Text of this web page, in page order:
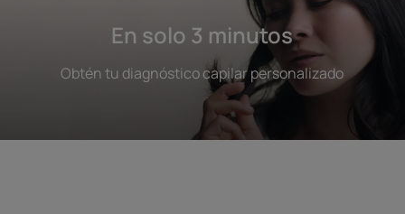
En solo 3 minutos
Obtén tu diagnóstico capilar personalizado